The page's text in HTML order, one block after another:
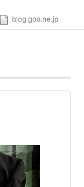
blog.goo.ne.jp